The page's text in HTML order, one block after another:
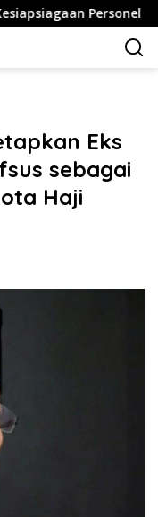
Sidak
Eks
sebagai
Haji